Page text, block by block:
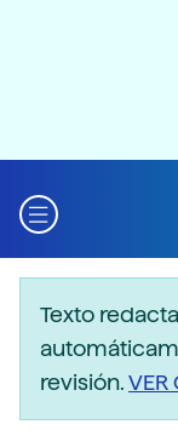
Texto
revisión.VER